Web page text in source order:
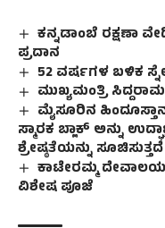
ಕನ್ನಡಾಂಬೆ ರಕ್ಷಣಾ
ಪ್ರದಾನ
52 ವರ್ಷಗಳ ಬಳಿಕ
ಮುಖ್ಯಮಂತ್ರಿ
ಮೈಸೂರಿನ
ಸ್ಮಾರಕ ಬ್ಲಾಕ್ ಅನ್ನು
ಶ್ರೇಷ್ಠತೆಯನ್ನು ಸೂಚಿಸುತ್ತದೆ
ಕಾಟೇರಮ್ಮ
ವಿಶೇಷ ಪೂಜೆ